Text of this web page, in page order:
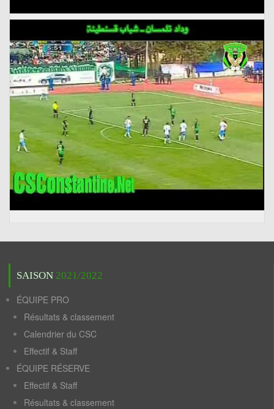
SAISON 2021/2022
ÉQUIPE PRO
Résultats & classement
Calendrier du CSC
Effectif & Staff
ÉQUIPE RÉSERVE
Effectif & Staff
Résultats & classement